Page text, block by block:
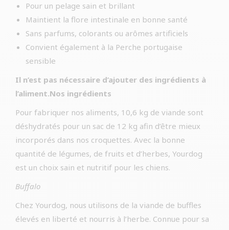
Pour un pelage sain et brillant
Maintient la flore intestinale en bonne santé
Sans parfums, colorants ou arômes artificiels
Convient également à la Perche portugaise
sensible
Il n’est pas nécessaire d’ajouter des ingrédients à
l’aliment.Nos ingrédients
Pour fabriquer nos aliments, 10,6 kg de viande sont
déshydratés pour un sac de 12 kg afin d’être mieux
incorporés dans nos croquettes. Avec la bonne
quantité de légumes, de fruits et d’herbes, Yourdog
est un choix sain et nutritif pour les chiens.
Buffalo
Chez Yourdog, nous utilisons de la viande de buffles
élevés en liberté et nourris à l’herbe. Connue pour sa